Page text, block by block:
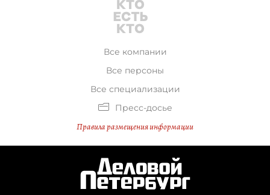
Все компании
Все персоны
Все специализации
Пресс-досье
Правила размещения информации